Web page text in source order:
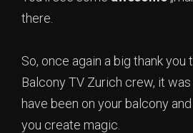
there.
So, once again a big thank you
Balcony TV Zurich crew, it
have been on your balcony
you create magic.